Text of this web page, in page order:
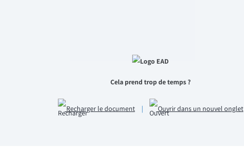
Cela prend trop de temps ?
Recharger le document | Ouvrir dans un nouvel onglet